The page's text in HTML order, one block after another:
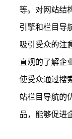
等。对网站结
引擎和栏目导
吸引受众的注
直观的了解企
使受众通过搜
站栏目导航的
品，能够促进